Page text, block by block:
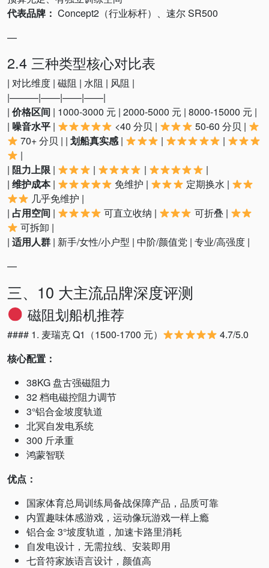
代表品牌： Concept2（行业标杆）、速尔 SR500
—
2.4 三种类型核心对比表
| 对比维度 | 磁阻 | 水阻 | 风阻 |
|———|——|——|——|
| 价格区间 | 1000-3000 元 | 2000-5000 元 | 8000-15000 元 |
| 噪音水平 | <40 分贝 |
50-60 分贝 |
70+ 分贝 | |划船真实感| |
|
|
| 阻力上限 | | |
|
| 维护成本| 免维护 |
定期换水 |
几乎免维护 |
| 占用空间 | 可直立收纳 |
可折叠 |
可拆卸 |
| 适用人群 | 新手/女性/小户型 | 中阶/颜值党 | 专业/高强度 |
—
三、10 大主流品牌深度评测
磁阻划船机推荐
#### 1. 麦瑞克 Q1（1500-1700 元）
4.7/5.0
核心配置：
38KG 盘古强磁阻力
32 档电磁控阻力调节
3°铝合金坡度轨道
北冥自发电系统
300 斤承重
鸿蒙智联
优点：
国家体育总局训练局备战保障产品，品质可靠
内置趣味体感游戏，运动像玩游戏一样上瘾
铝合金 3°坡度轨道，加速卡路里消耗
自发电设计，无需拉线、安装即用
七音符家族语言设计，颜值高